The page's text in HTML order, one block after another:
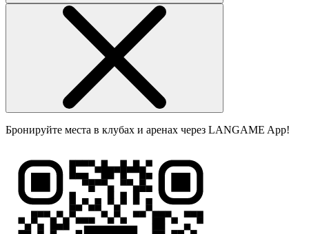
Бронируйте места в клубах и аренах через LANGAME App!